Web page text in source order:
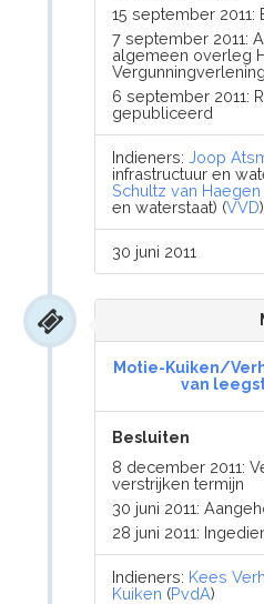
15 september 2011:
7 september 2011:
algemeen overleg
6 september 2011:
gepubliceerd
Indieners:Joop
infrastructuur en
Schultz van Haegen
en waterstaat) (VVD)
30 juni 2011
Motie-Kuiken/
van
Besluiten
8 december 2011:
verstrijken termijn
30 juni 2011:
28 juni 2011:
Indieners: Kees
Kuiken (PvdA)